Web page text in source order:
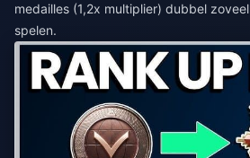
medailles (1,2x multiplier) dubbel
spelen.